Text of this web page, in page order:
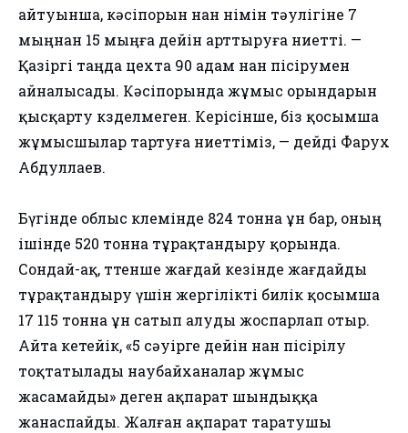
айтуынша, кәсіпорын нан өнімін тәулігіне 7
мыңнан 15 мыңға дейін арттыруға ниетті. —
Қазіргі таңда цехта 90 адам нан пісірумен
айналысады. Кәсіпорында жұмыс орындарын
қысқарту көзделмеген. Керісінше, біз қосымша
жұмысшылар тартуға ниеттіміз, — дейді Фарух
Абдуллаев.
Бүгінде облыс көлемінде 824 тонна ұн бар, оның
ішінде 520 тонна тұрақтандыру қорында.
Сондай-ақ, төтенше жағдай кезінде жағдайды
тұрақтандыру үшін жергілікті билік қосымша
17 115 тонна ұн сатып алуды жоспарлап отыр.
Айта кетейік, «5 сәуірге дейін нан пісірілу
тоқтатылады наубайханалар жұмыс
жасамайды» деген ақпарат шындыққа
жанаспайды. Жалған ақпарат таратушы